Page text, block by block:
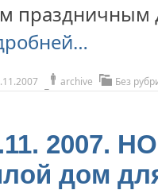
праздничным
archive Без
2007.
дом